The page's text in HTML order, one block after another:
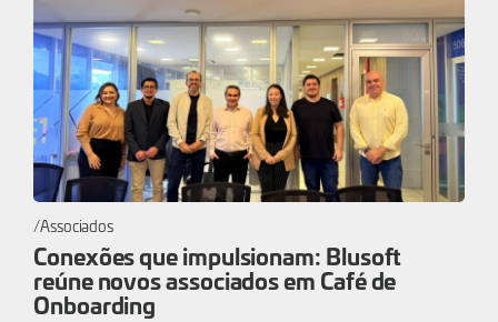
Associados
Conexões que impulsionam: Blusoft
reúne novos associados em Café de
Onboarding